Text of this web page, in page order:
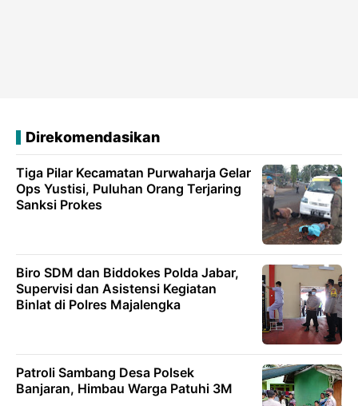
Direkomendasikan
Tiga Pilar Kecamatan Purwaharja Gelar
Ops Yustisi, Puluhan Orang Terjaring
Sanksi Prokes
Biro SDM dan Biddokes Polda Jabar,
Supervisi dan Asistensi Kegiatan
Binlat di Polres Majalengka
Patroli Sambang Desa Polsek
Banjaran, Himbau Warga Patuhi 3M